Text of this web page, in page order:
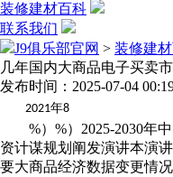
装修建材百科
联系我们
J9俱乐部官网 > 装修建
几年国内大商品电子买卖
发布时间：2025-07-04
2021年8
%）%）2025-2030年中
资计谋规划阐发演讲本演
要大商品经济数据变更情